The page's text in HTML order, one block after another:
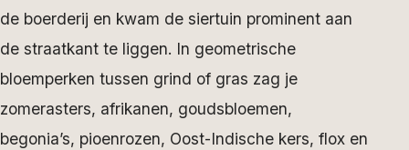
de boerderij en kwam de siertuin prominent aan
de straatkant te liggen. In geometrische
bloemperken tussen grind of gras zag je
zomerasters, afrikanen, goudsbloemen,
begonia’s, pioenrozen, Oost-Indische kers, flox en